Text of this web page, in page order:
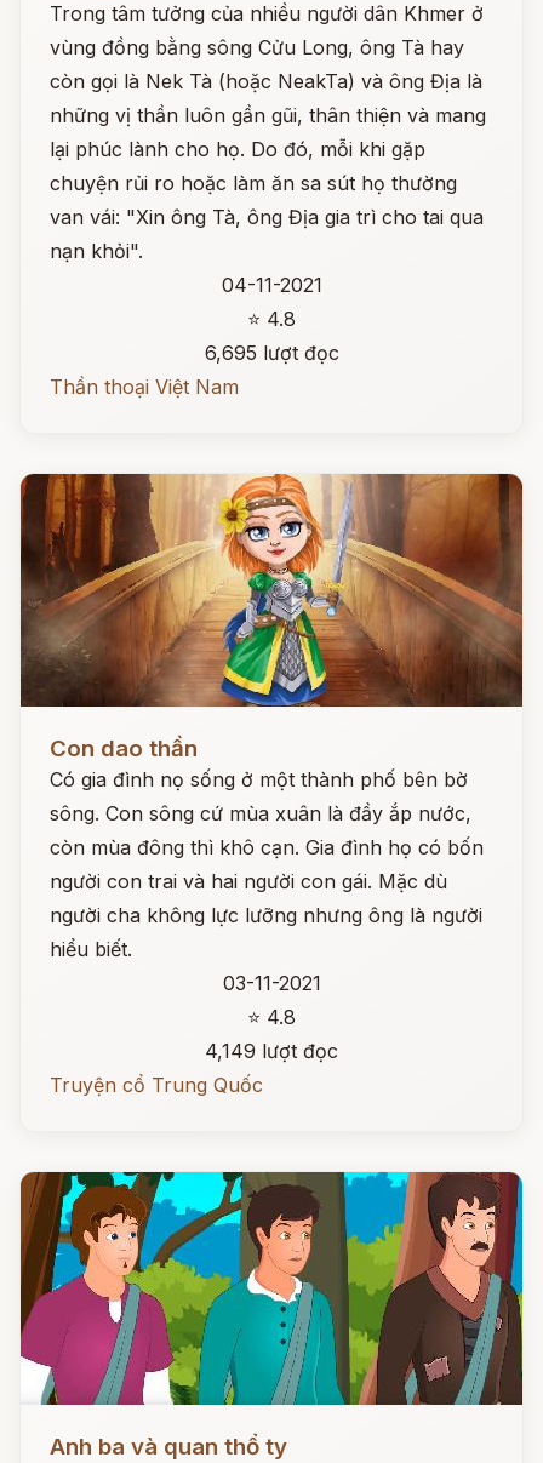
Trong tâm tưởng của nhiều người dân Khmer ở
vùng đồng bằng sông Cửu Long, ông Tà hay
còn gọi là Nek Tà (hoặc NeakTa) và ông Địa là
những vị thần luôn gần gũi, thân thiện và mang
lại phúc lành cho họ. Do đó, mỗi khi gặp
chuyện rủi ro hoặc làm ăn sa sút họ thường
van vái: "Xin ông Tà, ông Địa gia trì cho tai qua
nạn khỏi".
04-11-2021
⭐ 4.8
6,695 lượt đọc
Thần thoại Việt Nam
Con dao thần
Có gia đình nọ sống ở một thành phố bên bờ
sông. Con sông cứ mùa xuân là đầy ắp nước,
còn mùa đông thì khô cạn. Gia đình họ có bốn
người con trai và hai người con gái. Mặc dù
người cha không lực lưỡng nhưng ông là người
hiểu biết.
03-11-2021
⭐ 4.8
4,149 lượt đọc
Truyện cổ Trung Quốc
Anh ba và quan thổ ty